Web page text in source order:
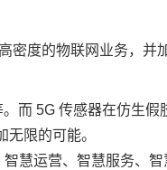
密度的物联网 业务，并
而 5G 传感器在仿生假
限的可能。
慧运营、智慧服务、